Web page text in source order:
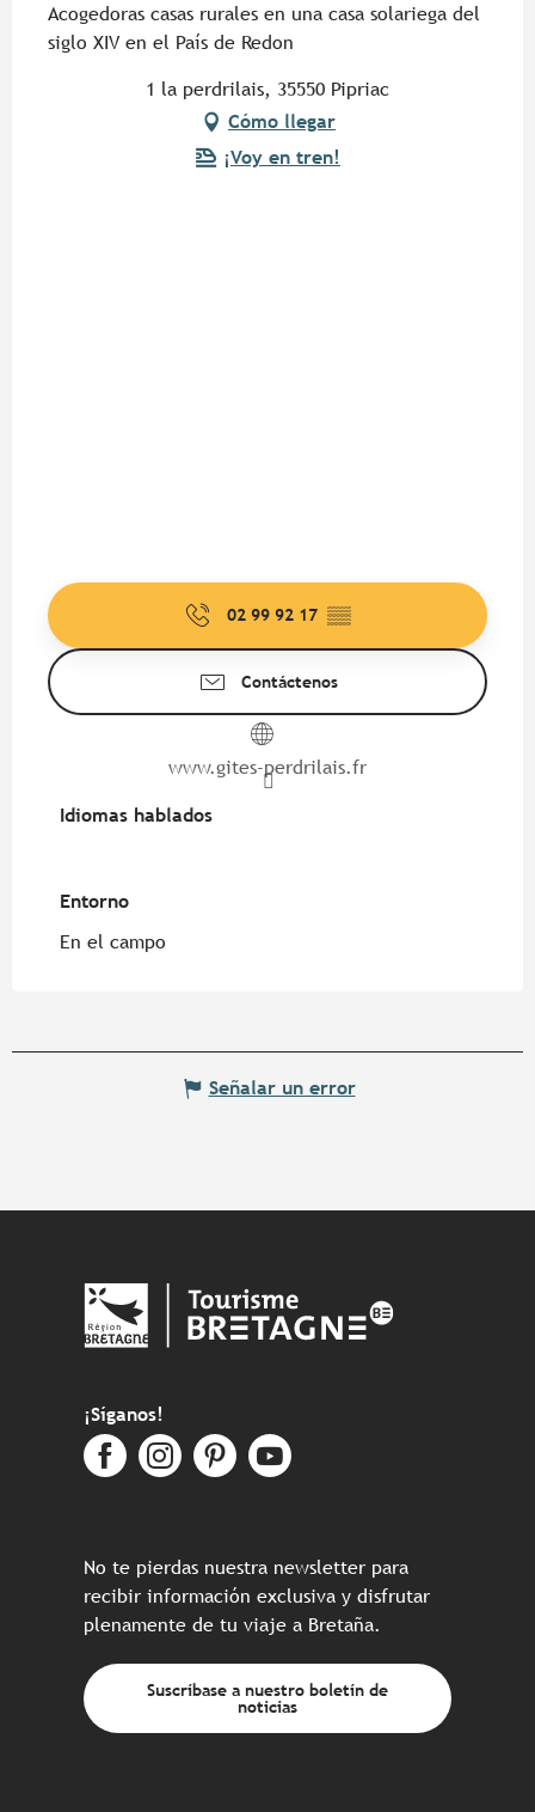
Acogedoras casas rurales en una casa solariega del
siglo XIV en el País de Redon
1 la perdrilais, 35550 Pipriac
Cómo llegar
¡Voy en tren!
02 99 92 17 ▒▒
Contáctenos
www.gites-perdrilais.fr
Idiomas hablados
Idiomas hablados
Entorno
Entorno
En el campo
Señalar un error
¡Síganos!
No te pierdas nuestra newsletter para
recibir información exclusiva y disfrutar
plenamente de tu viaje a Bretaña.
Suscríbase a nuestro boletín de
noticias